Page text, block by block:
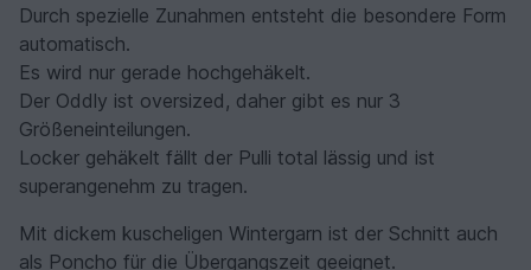
Durch spezielle Zunahmen entsteht die besondere Form
automatisch.
Es wird nur gerade hochgehäkelt.
Der Oddly ist oversized, daher gibt es nur 3
Größeneinteilungen.
Locker gehäkelt fällt der Pulli total lässig und ist
superangenehm zu tragen.
Mit dickem kuscheligen Wintergarn ist der Schnitt auch
als Poncho für die Übergangszeit geeignet.